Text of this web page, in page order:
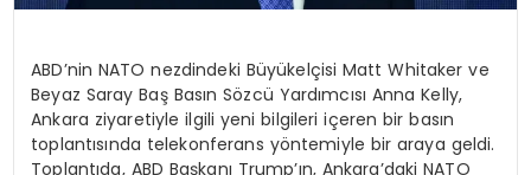
ABD’nin NATO nezdindeki Büyükelçisi Matt Whitaker ve
Beyaz Saray Baş Basın Sözcü Yardımcısı Anna Kelly,
Ankara ziyaretiyle ilgili yeni bilgileri içeren bir basın
toplantısında telekonferans yöntemiyle bir araya geldi.
Toplantıda, ABD Başkanı Trump’ın, Ankara’daki NATO